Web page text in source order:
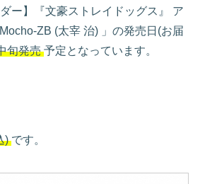
ー】『文豪ストレイドッグス』 ア
ZB (太宰 治) 」の発売日(お届
旬発売 予定となっています。
) です。